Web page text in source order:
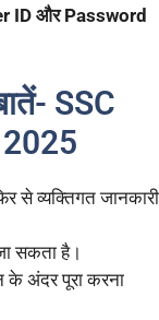
ID और Password
SSC
से व्यक्तिगत जानकारी
सकता है।
अंदर पूरा करना